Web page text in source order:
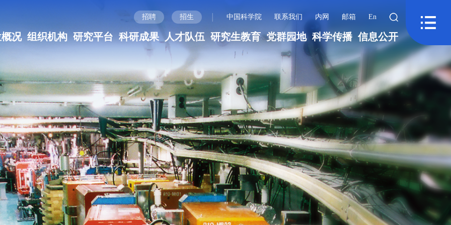
招聘 招生 | 中国科学院 联系我们 内网 邮箱 En
况 组织机构 研究平台 科研成果 人才队伍 研究生教育 党群园地 科学传播 信息公开